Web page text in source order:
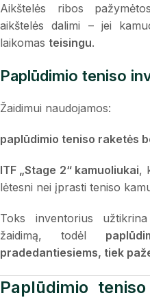
Aikštelės ribos
aikštelės dalimi – jei
laikomas teisingu.
Paplūdimio teniso
Žaidimui naudojamos:
paplūdimio teniso raketės
ITF „Stage 2“ kamuoliukai,
lėtesni nei įprasti teniso
Toks inventorius
žaidimą, todėl
pradedantiesiems, tiek
Paplūdimio